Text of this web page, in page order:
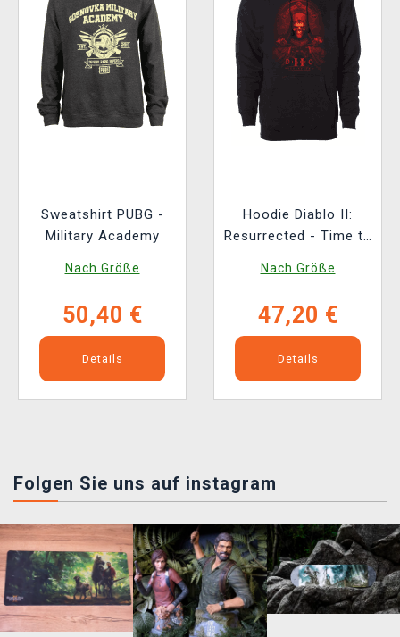
Sweatshirt PUBG -
Military Academy
Nach Größe
50,40 €
Details
Hoodie Diablo II:
Resurrected - Time to
Nach Größe
47,20 €
Details
Folgen Sie uns auf instagram